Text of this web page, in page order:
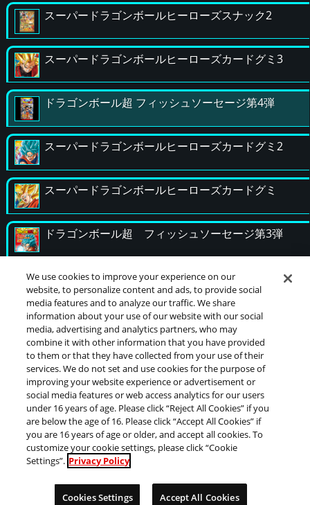
スーパードラゴンボールヒーローズスナック2
スーパードラゴンボールヒーローズカードグミ3
ドラゴンボール超 フィッシュソーセージ第4弾
スーパードラゴンボールヒーローズカードグミ2
スーパードラゴンボールヒーローズカードグミ
ドラゴンボール超 フィッシュソーセージ第3弾
≫ その他
©バードスタジオ／集英社・東映アニメーション
推奨環境について Cookies Settings
プライバシーポリシー
このwebサイトに記載されているすべての画像・テキス
ト・データの無断転用、転載をお断りします。
開発中につき、本サイトで使用している画像と実際の商品
We use cookies to improve your experience on our
website, to personalize content and ads, to provide social
media features and to analyze our traffic. We share
information about your use of our website with our social
media, advertising and analytics partners, who may
combine it with other information that you have provided
to them or that they have collected from your use of their
services. We do not set and use cookies for the purpose of
improving your website experience or advertisement or
social media features or web access analytics for our users
under 16 years of age. Please click “Reject All Cookies” if you
are below the age of 16. Please click “Accept All Cookies” if
you are 16 years of age or older, and accept all cookies. To
customize your cookie settings, please click “Cookie
Settings”. Privacy Policy
Cookies Settings Accept All Cookies